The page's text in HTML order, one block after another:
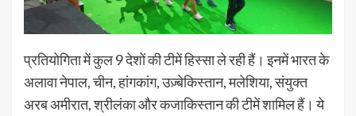
प्रतियोगिता में कुल 9 देशों की टीमें हिस्सा ले रही हैं। इनमें भारत के
अलावा नेपाल, चीन, हांगकांग, उज़्बेकिस्तान, मलेशिया, संयुक्त
अरब अमीरात, श्रीलंका और कजाकिस्तान की टीमें शामिल हैं। ये